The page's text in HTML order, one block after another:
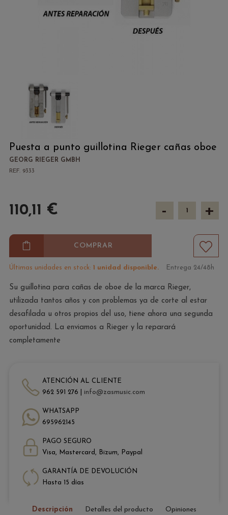
Puesta a punto guillotina Rieger cañas oboe
GEORG RIEGER GMBH
REF. 9333
110,11 € - +
COMPRAR
Últimas unidades en stock: 1 unidad disponible. Entrega 24/48h
Su guillotina para cañas de oboe de la marca Rieger,
utilizada tantos años y con problemas ya de corte al estar
desafilada u otros propios del uso, tiene ahora una segunda
oportunidad. La enviamos a Rieger y la reparará
completamente
ATENCIÓN AL CLIENTE
962 591 276 | info@zasmusic.com
WHATSAPP
695962145
PAGO SEGURO
Visa, Mastercard, Bizum, Paypal
GARANTÍA DE DEVOLUCIÓN
Hasta 15 días
Descripción Detalles del producto Opiniones